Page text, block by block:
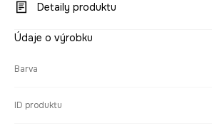
Detaily produktu
Údaje o výrobku
Barva
ID produktu